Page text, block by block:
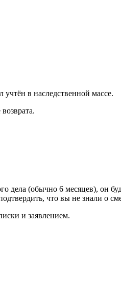
в наследственной массе.
дела (обычно 6 месяцев), он
что вы не знали о
и заявлением.